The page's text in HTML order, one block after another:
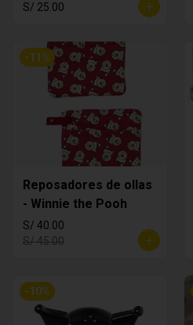
S/ 25.00
-11 %
Reposadores de ollas
- Winnie the Pooh
S/ 40.00
S/ 45.00
-10%